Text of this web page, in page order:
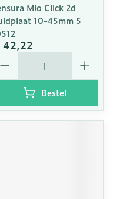
Mio Click 2d
10-45mm 5
Bestel